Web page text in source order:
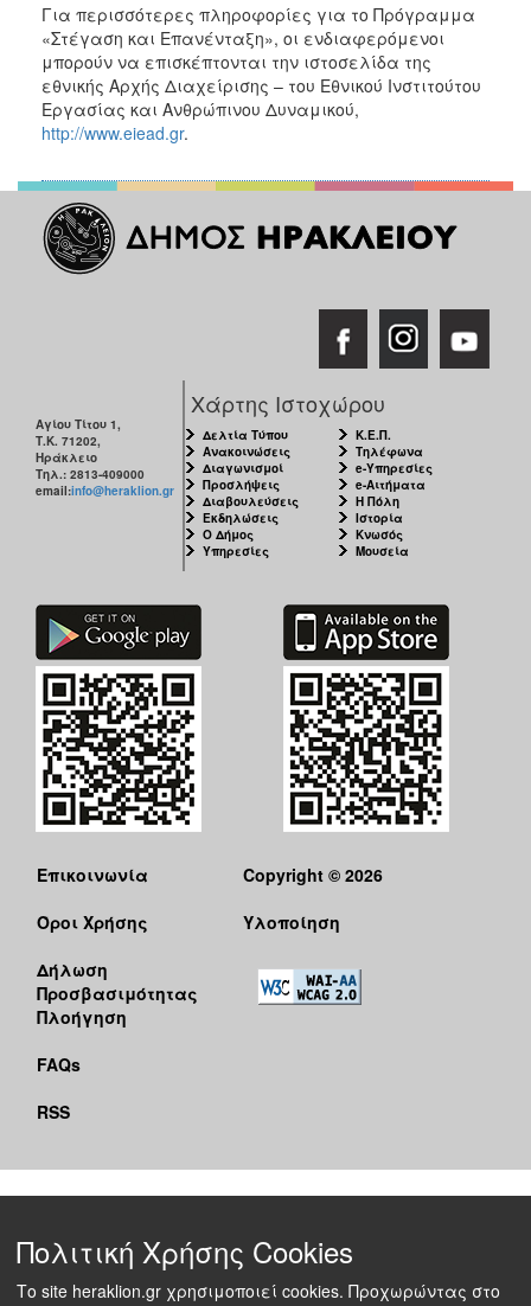
Για περισσότερες πληροφορίες για το Πρόγραμμα
«Στέγαση και Επανένταξη», οι ενδιαφερόμενοι
μπορούν να επισκέπτονται την ιστοσελίδα της
εθνικής Αρχής Διαχείρισης – του Εθνικού Ινστιτούτου
Εργασίας και Ανθρώπινου Δυναμικού,
http://www.eiead.gr.
Αγίου Τίτου 1,
Τ.Κ. 71202,
Ηράκλειο
Τηλ.: 2813-409000
email:info@heraklion.gr
Χάρτης Ιστοχώρου
Δελτία Τύπου
Ανακοινώσεις
Διαγωνισμοί
Προσλήψεις
Διαβουλεύσεις
Εκδηλώσεις
Ο Δήμος
Υπηρεσίες
Κ.Ε.Π.
Τηλέφωνα
e-Υπηρεσίες
e-Αιτήματα
Η Πόλη
Ιστορία
Κνωσός
Μουσεία
Επικοινωνία
Όροι Χρήσης
Δήλωση
Προσβασιμότητας
Πλοήγηση
FAQs
RSS
Copyright © 2026
Υλοποίηση
Πολιτική Χρήσης Cookies
Το site heraklion.gr χρησιμοποιεί cookies. Προχωρώντας στο